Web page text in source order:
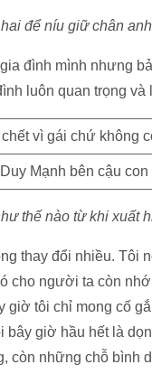
để níu giữ chân
đình mình nhưng
luôn quan trọng và
Mạnh bên cậu con
thế nào từ khi xuất
thay đổi nhiều. Tôi
cho người ta còn
giờ tôi chỉ mong cố
bây giờ hầu hết là
còn những chỗ bình